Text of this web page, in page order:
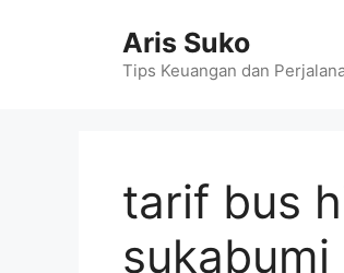
Aris Suko
Tips Keuangan dan
tarif bus
sukabumi